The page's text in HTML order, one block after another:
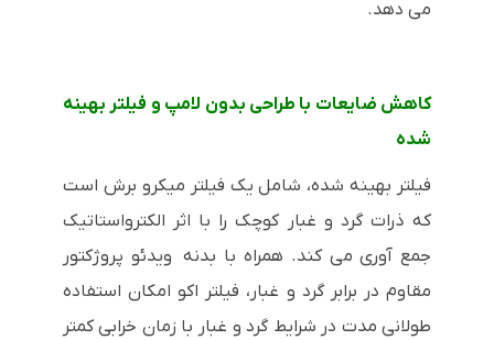
می دهد.
کاهش ضایعات با طراحی بدون لامپ و فیلتر بهینه
شده
فیلتر بهینه شده، شامل یک فیلتر میکرو برش است
که ذرات گرد و غبار کوچک را با اثر الکترواستاتیک
جمع آوری می کند. همراه با بدنه ویدئو پروژکتور
مقاوم در برابر گرد و غبار، فیلتر اکو امکان استفاده
طولانی مدت در شرایط گرد و غبار با زمان خرابی کمتر